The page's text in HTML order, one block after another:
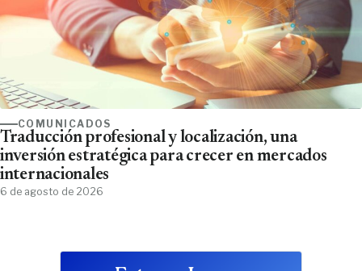
COMUNICADOS
Traducción profesional y localización, una
inversión estratégica para crecer en mercados
internacionales
6 de agosto de 2026